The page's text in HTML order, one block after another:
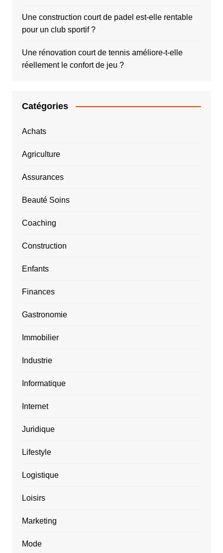
Une construction court de padel est-elle rentable
pour un club sportif ?
Une rénovation court de tennis améliore-t-elle
réellement le confort de jeu ?
Catégories
Achats
Agriculture
Assurances
Beauté Soins
Coaching
Construction
Enfants
Finances
Gastronomie
Immobilier
Industrie
Informatique
Internet
Juridique
Lifestyle
Logistique
Loisirs
Marketing
Mode